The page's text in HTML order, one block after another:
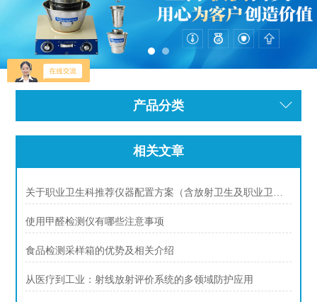
产品分类
相关文章
关于职业卫生科推荐仪器配置方案（含放射卫生及职业卫生）
使用甲醛检测仪有哪些注意事项
食品检测采样箱的优势及相关介绍
从医疗到工业：射线放射评价系统的多领域防护应用